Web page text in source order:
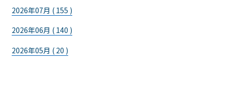
2026年07月 ( 155 )
2026年06月 ( 140 )
2026年05月 ( 20 )